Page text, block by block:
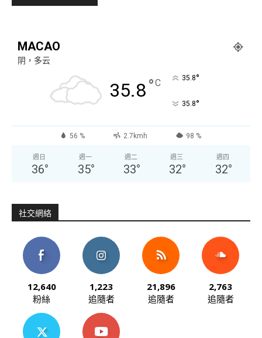
MACAO
阴，多云
35.8°C 35.8°
35.8°
56 % 2.7kmh 98 %
週日
36°
週一
35°
週二
33°
週三
32°
週四
32°
社交網絡
12,640
粉絲
1,223
追隨者
21,896
追隨者
2,763
追隨者